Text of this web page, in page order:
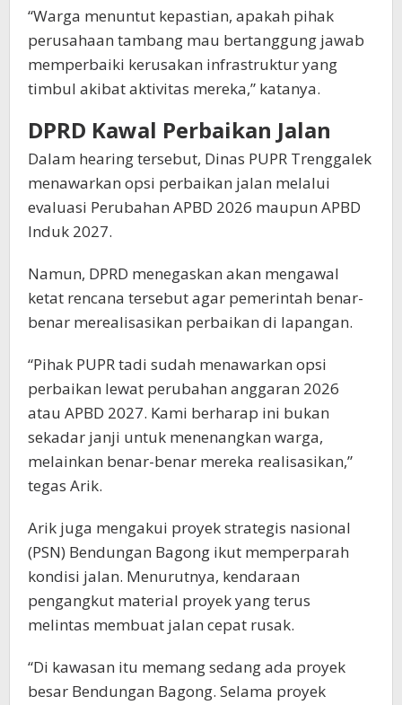
“Warga menuntut kepastian, apakah pihak
perusahaan tambang mau bertanggung jawab
memperbaiki kerusakan infrastruktur yang
timbul akibat aktivitas mereka,” katanya.
DPRD Kawal Perbaikan Jalan
Dalam hearing tersebut, Dinas PUPR Trenggalek
menawarkan opsi perbaikan jalan melalui
evaluasi Perubahan APBD 2026 maupun APBD
Induk 2027.
Namun, DPRD menegaskan akan mengawal
ketat rencana tersebut agar pemerintah benar-
benar merealisasikan perbaikan di lapangan.
“Pihak PUPR tadi sudah menawarkan opsi
perbaikan lewat perubahan anggaran 2026
atau APBD 2027. Kami berharap ini bukan
sekadar janji untuk menenangkan warga,
melainkan benar-benar mereka realisasikan,”
tegas Arik.
Arik juga mengakui proyek strategis nasional
(PSN) Bendungan Bagong ikut memperparah
kondisi jalan. Menurutnya, kendaraan
pengangkut material proyek yang terus
melintas membuat jalan cepat rusak.
“Di kawasan itu memang sedang ada proyek
besar Bendungan Bagong. Selama proyek